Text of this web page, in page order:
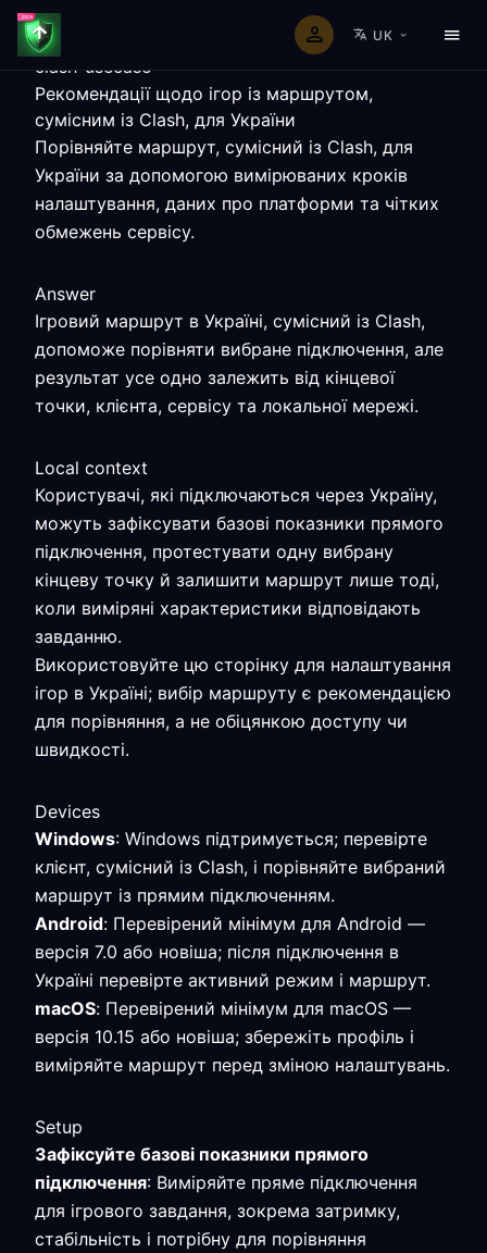
UK
clash-usecase
Рекомендації щодо ігор із маршрутом,
сумісним із Clash, для України
Порівняйте маршрут, сумісний із Clash, для
України за допомогою вимірюваних кроків
налаштування, даних про платформи та чітких
обмежень сервісу.
Answer
Ігровий маршрут в Україні, сумісний із Clash,
допоможе порівняти вибране підключення, але
результат усе одно залежить від кінцевої
точки, клієнта, сервісу та локальної мережі.
Local context
Користувачі, які підключаються через Україну,
можуть зафіксувати базові показники прямого
підключення, протестувати одну вибрану
кінцеву точку й залишити маршрут лише тоді,
коли виміряні характеристики відповідають
завданню.
Використовуйте цю сторінку для налаштування
ігор в Україні; вибір маршруту є рекомендацією
для порівняння, а не обіцянкою доступу чи
швидкості.
Devices
Windows: Windows підтримується; перевірте
клієнт, сумісний із Clash, і порівняйте вибраний
маршрут із прямим підключенням.
Android: Перевірений мінімум для Android —
версія 7.0 або новіша; після підключення в
Україні перевірте активний режим і маршрут.
macOS: Перевірений мінімум для macOS —
версія 10.15 або новіша; збережіть профіль і
виміряйте маршрут перед зміною налаштувань.
Setup
Зафіксуйте базові показники прямого
підключення: Виміряйте пряме підключення
для ігрового завдання, зокрема затримку,
стабільність і потрібну для порівняння